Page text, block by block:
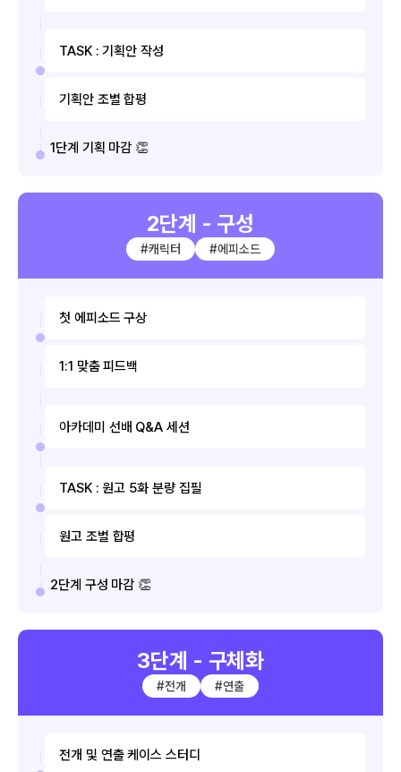
TASK : 기획안 작성
기획안 조별 합평
1단계 기획 마감 👏
2단계 - 구성
#캐릭터 #에피소드
첫 에피소드 구상
1:1 맞춤 피드백
아카데미 선배 Q&A 세션
TASK : 원고 5화 분량 집필
원고 조별 합평
2단계 구성 마감 👏
3단계 - 구체화
#전개 #연출
전개 및 연출 케이스 스터디